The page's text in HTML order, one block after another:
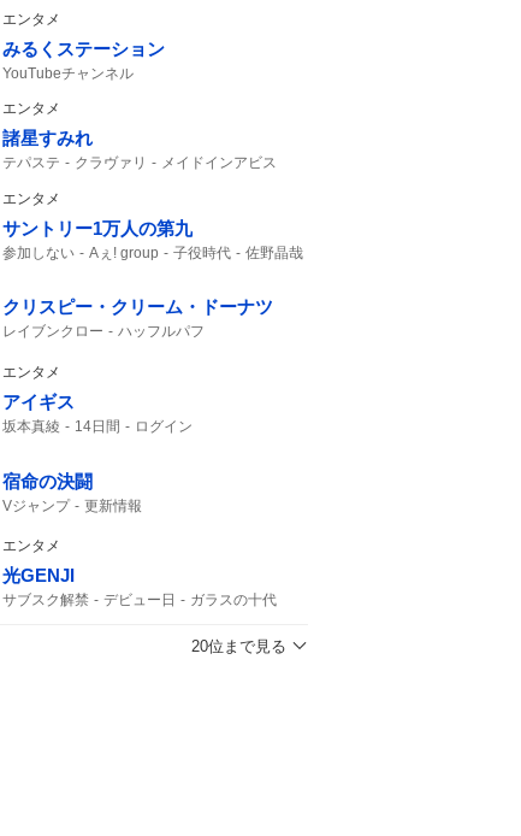
エンタメ
みるくステーション
YouTubeチャンネル
エンタメ
諸星すみれ
テパステ クラヴァリ
メイドインアビス
エンタメ
サントリー1万人の第九
参加しない Aぇ! group 子役時代
佐野晶哉
クリスピー・クリーム・ドーナツ
レイブンクロー
ハッフルパフ
エンタメ
アイギス
坂本真綾 14日間 ログイン
宿命の決闘
Vジャンプ 更新情報
エンタメ
光GENJI
サブスク解禁 デビュー日
ガラスの十代
20位まで見る